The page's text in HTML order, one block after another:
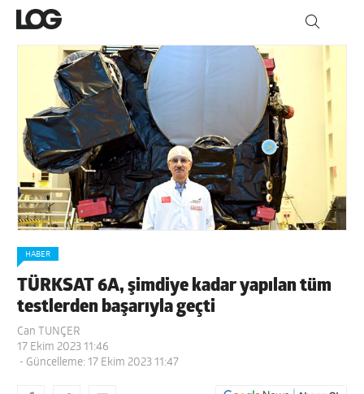
HABER
TÜRKSAT 6A, şimdiye kadar yapılan tüm
testlerden başarıyla geçti
Can TUNÇER
17 Ekim 2023 11:46
- Güncelleme: 17 Ekim 2023 11:47